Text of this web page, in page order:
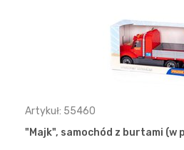
Artykuł: 55460
"Majk", samochód z burtami (w